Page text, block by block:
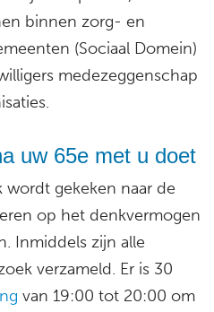
binnen zorg- en
(Sociaal Domein)
medezeggenschap
uw 65e met u doet
gekeken naar de
op het denkvermogen
Inmiddels zijn alle
verzameld. Er is 30
van 19:00 tot 20:00 om